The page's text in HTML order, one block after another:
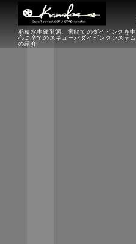
稲積水中鍾乳洞、宮崎でのダイビングを中
心に全てのスキューバダイビングシステム
の紹介